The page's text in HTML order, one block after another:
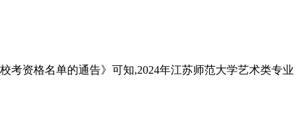
考资格名单的通告》可知,2024年江苏师范大学艺术类专业